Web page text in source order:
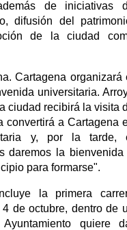
de iniciativas
difusión del
de la ciudad
Cartagena organizará
universitaria.
ciudad recibirá la visita
convertirá a Cartagena
y, por la tarde,
daremos la bienvenida
para formarse".
la primera
de octubre, dentro de
quiere